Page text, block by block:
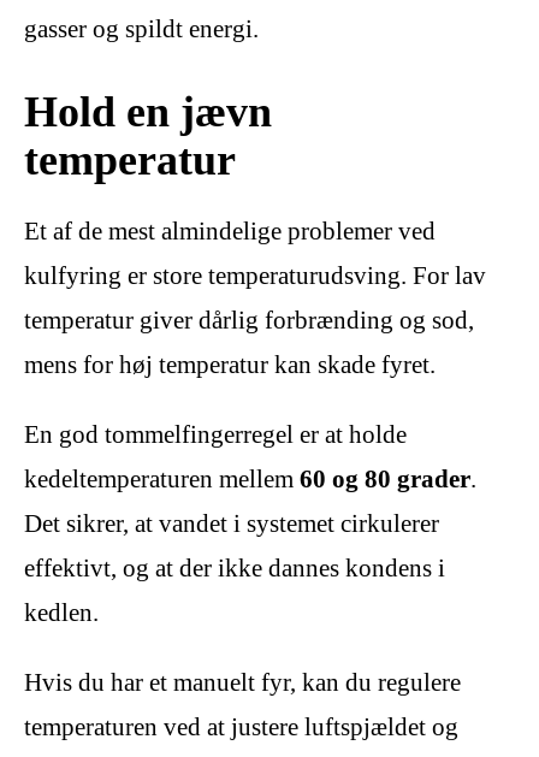
gasser og spildt energi.
Hold en jævn
temperatur
Et af de mest almindelige problemer ved
kulfyring er store temperaturudsving. For lav
temperatur giver dårlig forbrænding og sod,
mens for høj temperatur kan skade fyret.
En god tommelfingerregel er at holde
kedeltemperaturen mellem 60 og 80 grader.
Det sikrer, at vandet i systemet cirkulerer
effektivt, og at der ikke dannes kondens i
kedlen.
Hvis du har et manuelt fyr, kan du regulere
temperaturen ved at justere luftspjældet og